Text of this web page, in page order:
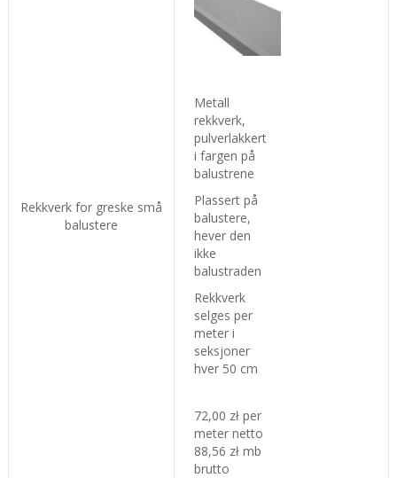
Rekkverk for greske små
balustere
Metall
rekkverk,
pulverlakkert
i fargen på
balustrene
Plassert på
balustere,
hever den
ikke
balustraden
Rekkverk
selges per
meter i
seksjoner
hver 50 cm
72,00 zł per
meter netto
88,56 zł mb
brutto